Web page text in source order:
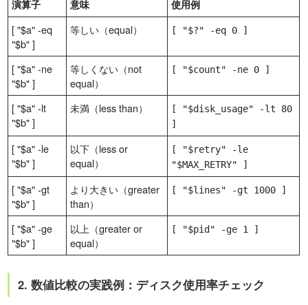
演算子 意味 使用例
[ "$a" -eq
"$b" ]
等しい（equal） [ "$?" -eq 0 ]
[ "$a" -ne
"$b" ]
等しくない（not
equal）
[ "$count" -ne 0 ]
[ "$a" -lt
"$b" ]
未満（less than）
[ "$disk_usage" -lt 80
]
[ "$a" -le
"$b" ]
以下（less or
equal）
[ "$retry" -le
"$MAX_RETRY" ]
[ "$a" -gt
"$b" ]
より大きい（greater
than）
[ "$lines" -gt 1000 ]
[ "$a" -ge
"$b" ]
以上（greater or
equal）
[ "$pid" -ge 1 ]
2. 数値比較の実践例：ディスク使用率チェック